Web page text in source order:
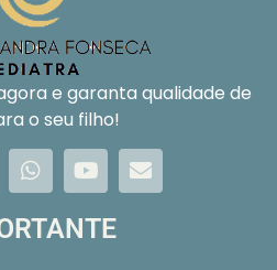
e garanta qualidade de
o seu filho!